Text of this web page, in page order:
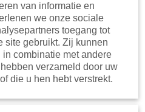
van informatie en
we onze sociale
toegang tot
site gebruikt. Zij kunnen
combinatie met andere
verzameld door uw
die u hen hebt verstrekt.